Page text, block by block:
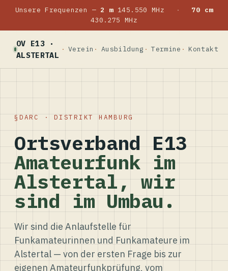
Unsere Frequenzen — 2 m145.550 MHz ·
70 cm
430.275 MHz
OV E13 ·
ALSTERTAL
Verein Ausbildung Termine Kontakt
DARC · DISTRIKT HAMBURG
Ortsverband E13
Amateurfunk im
Alstertal, wir
sind im Umbau.
Wir sind die Anlaufstelle für
Funkamateurinnen und Funkamateure im
Alstertal — von der ersten Frage bis zur
eigenen Amateurfunkprüfung, vom